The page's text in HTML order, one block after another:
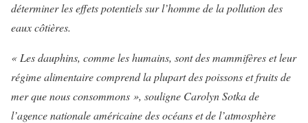
déterminer les effets potentiels sur l’homme de la pollution des
eaux côtières.
« Les dauphins, comme les humains, sont des mammifères et leur
régime alimentaire comprend la plupart des poissons et fruits de
mer que nous consommons », souligne Carolyn Sotka de
l’agence nationale américaine des océans et de l’atmosphère